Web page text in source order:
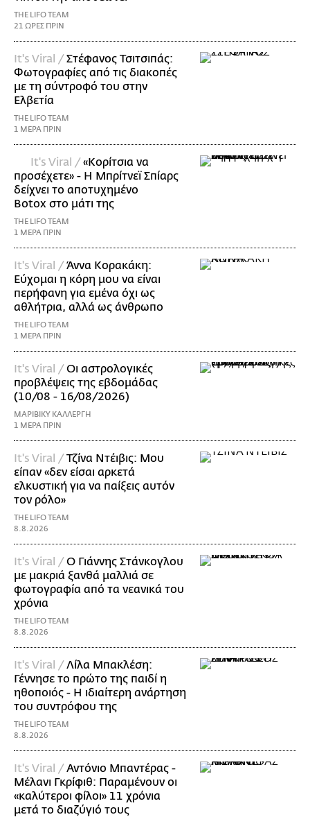
THE LIFO TEAM
21 ΩΡΕΣ ΠΡΙΝ
It's Viral /Στέφανος Τσιτσιπάς:
Φωτογραφίες από τις διακοπές
με τη σύντροφό του στην
Ελβετία
THE LIFO TEAM
1 ΜΕΡΑ ΠΡΙΝ
It's Viral /«Κορίτσια να
προσέχετε» - Η Μπρίτνεϊ Σπίαρς
δείχνει το αποτυχημένο
Botox στο μάτι της
THE LIFO TEAM
1 ΜΕΡΑ ΠΡΙΝ
It's Viral /Άννα Κορακάκη:
Εύχομαι η κόρη μου να είναι
περήφανη για εμένα όχι ως
αθλήτρια, αλλά ως άνθρωπο
THE LIFO TEAM
1 ΜΕΡΑ ΠΡΙΝ
It's Viral /Οι αστρολογικές
προβλέψεις της εβδομάδας
(10/08 - 16/08/2026)
ΜΑΡΙΒΙΚΥ ΚΑΛΛΕΡΓΗ
1 ΜΕΡΑ ΠΡΙΝ
It's Viral /Τζίνα Ντέιβις: Μου
είπαν «δεν είσαι αρκετά
ελκυστική για να παίξεις αυτόν
τον ρόλο»
THE LIFO TEAM
8.8.2026
It's Viral /Ο Γιάννης Στάνκογλου
με μακριά ξανθά μαλλιά σε
φωτογραφία από τα νεανικά του
χρόνια
THE LIFO TEAM
8.8.2026
It's Viral /Λίλα Μπακλέση:
Γέννησε το πρώτο της παιδί η
ηθοποιός - Η ιδιαίτερη ανάρτηση
του συντρόφου της
THE LIFO TEAM
8.8.2026
It's Viral /Αντόνιο Μπαντέρας -
Μέλανι Γκρίφιθ: Παραμένουν οι
«καλύτεροι φίλοι» 11 χρόνια
μετά το διαζύγιό τους